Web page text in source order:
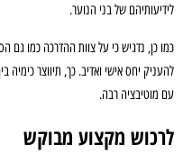
לידיעותיהם של בני הנוער.
כמו כן, נדגיש כי על צוות ההדרכה כמו גם
להעניק יחס אישי ואדיב. כך, תיווצר כימיה
עם מוטיבציה רבה.
לרכוש מקצוע מבוקש